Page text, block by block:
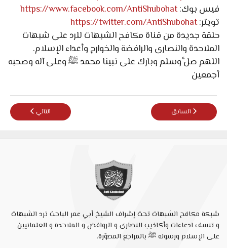
فيس بوك:https://www.facebook.com/AntiShubohat
تويتر:https://twitter.com/AntiShubohat
حلقة جديدة من قناة مكافح الشبهات للرد على شبهات
الملاحدة والنصارى والرافضة والخوارج وأعداء الإسلام.
اللهم صلَّ وسلم وبارك على نبينا محمد ﷺ وعلى آله وصحبه
أجمعين
المقال السابق: زكريا بطرس يبحث عن ثلاثة آلهة في القرآن!!!
السابق المقال التالي:
التالي
شبكة مكافح الشبهات تحت إشراف الشيخ أبي عمر الباحث ترد الشبهات
و تنسف ادعاءات وأكاذيب النصارى و الروافض و الملاحدة و العلمانيين
على الإسلام ورسوله ﷺ بالمراجع المصوّرة.